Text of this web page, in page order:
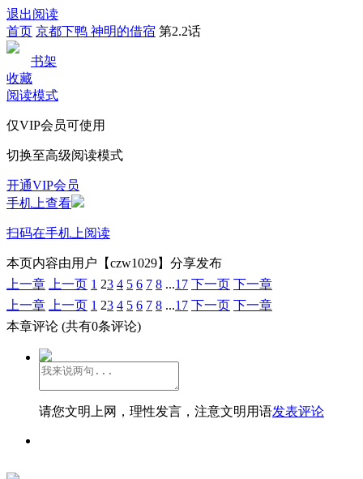
退出阅读
首页 京都下鸭 神明的借宿 第2.2话
书架
收藏
阅读模式
仅VIP会员可使用
切换至高级阅读模式
开通VIP会员
手机上查看
扫码在手机上阅读
本页内容由用户【czw1029】分享发布
上一章
上一页 1 23 4 5 6 7 8 ...17 下一页 下一章
上一章
上一页 1 23 4 5 6 7 8 ...17 下一页 下一章
本章评论 (共有0条评论)
请您文明上网，理性发言，注意文明用语发表评论